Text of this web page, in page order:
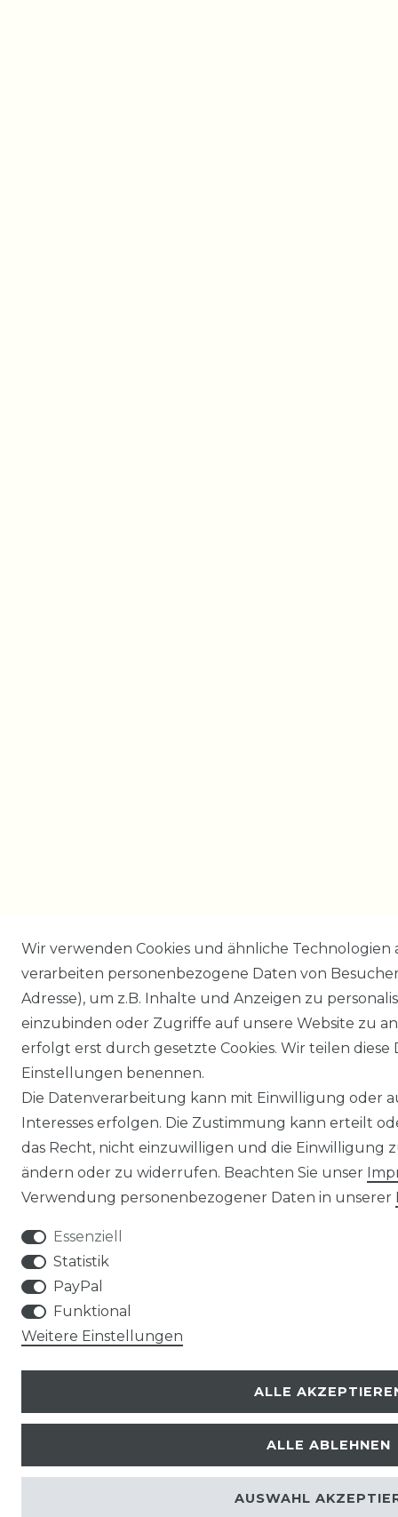
Wir verwenden Cookies und ähnliche
verarbeiten personenbezogene Daten von
Adresse), um z.B. Inhalte und Anzeigen zu
einzubinden oder Zugriffe auf unsere Website zu
erfolgt erst durch gesetzte Cookies. Wir teilen
Einstellungen benennen.
Die Datenverarbeitung kann mit Einwilligung oder
Interesses erfolgen. Die Zustimmung kann erteilt
das Recht, nicht einzuwilligen und die Einwilligung
ändern oder zu widerrufen. Beachten Sie unser
Verwendung personenbezogener Daten in unserer
Essenziell
Statistik
PayPal
Funktional
Weitere Einstellungen
ALLE
ALLE ABLEHNEN
AUSWAHL